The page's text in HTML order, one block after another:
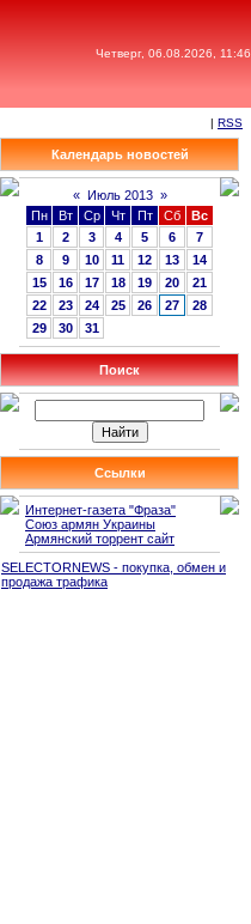
Четверг, 06.08.2026, 11:46
| RSS
Календарь новостей
« Июль 2013 »
Пн
Вт Ср Чт Пт Сб
Вс
1
2 3 4 5 6
7
8
9 10 11 12 13
14
15
16 17 18 19 20
21
22
23 24 25 26 27
28
29
30 31
Поиск
Ссылки
Интернет-газета "Фраза"
Союз армян Украины
Армянский торрент сайт
SELECTORNEWS - покупка, обмен и
продажа трафика